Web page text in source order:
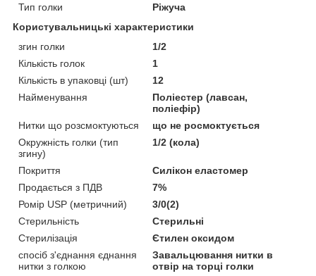
Тип голки
Ріжуча
Користувальницькі характеристики
згин голки
1/2
Кількість голок
1
Кількість в упаковці (шт)
12
Найменування
Поліестер (лавсан,
поліефір)
Нитки що розсмоктуються
що не росмоктується
Окружність голки (тип
згину)
1/2 (кола)
Покриття
Силікон еластомер
Продається з ПДВ
7%
Ромір USP (метричний)
3/0(2)
Стерильність
Стерильні
Стерилізація
Єтилен оксидом
спосіб з'єднання єднання
нитки з голкою
Завальцювання нитки в
отвір на торці голки